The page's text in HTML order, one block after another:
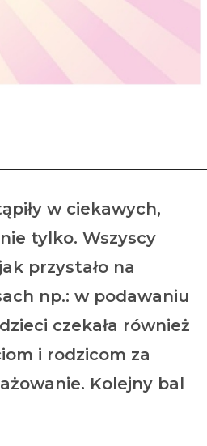
w ciekawych,
tylko. Wszyscy
przystało na
np.: w podawaniu
czekała również
i rodzicom za
Kolejny bal